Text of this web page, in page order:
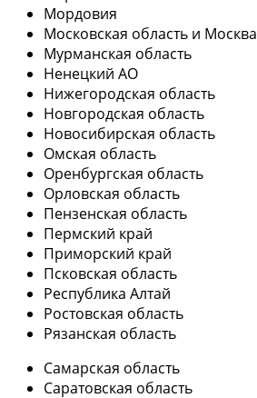
Мордовия
Московская область и Москва
Мурманская область
Ненецкий АО
Нижегородская область
Новгородская область
Новосибирская область
Омская область
Оренбургская область
Орловская область
Пензенская область
Пермский край
Приморский край
Псковская область
Республика Алтай
Ростовская область
Рязанская область
Самарская область
Саратовская область